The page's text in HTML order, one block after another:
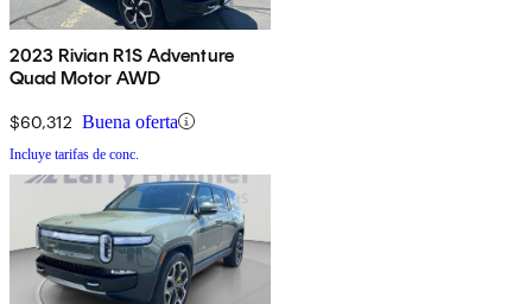
2023 Rivian R1S Adventure
Quad Motor AWD
$60,312 Buena oferta
Incluye tarifas de conc.